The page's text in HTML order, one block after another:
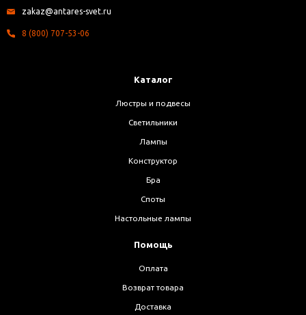
zakaz@antares-svet.ru
8 (800) 707-53-06
Каталог
Люстры и подвесы
Светильники
Лампы
Конструктор
Бра
Споты
Настольные лампы
Помощь
Оплата
Возврат товара
Доставка